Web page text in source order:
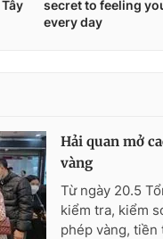
Hải quan mở
vàng
Từ ngày 20.5
kiểm tra, kiểm
phép vàng, tiền